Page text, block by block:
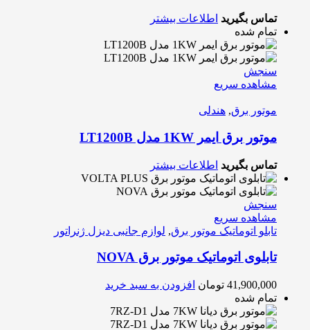
تماس بگیرید اطلاعات بیشتر
تمام شده
سنجش
مشاهده سریع
موتور برق, هندلی
موتور برق ایمر 1KW مدل LT1200B
تماس بگیرید اطلاعات بیشتر
سنجش
مشاهده سریع
تابلو اتوماتیک موتور برق, لوازم جانبی دیزل ژنراتور
تابلوی اتوماتیک موتور برق NOVA
41,900,000 تومان افزودن به سبد خرید
تمام شده